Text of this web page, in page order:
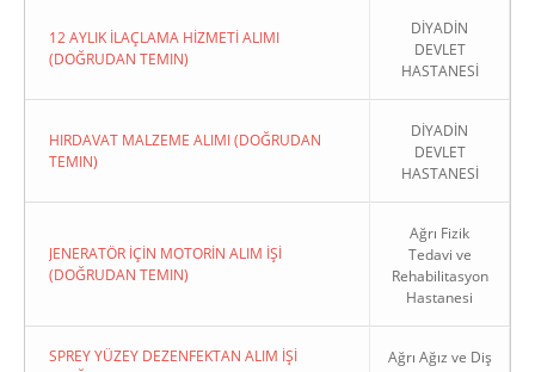
12 AYLIK İLAÇLAMA HİZMETİ ALIMI
(DOĞRUDAN TEMIN)
DİYADİN
DEVLET
HASTANESİ
HIRDAVAT MALZEME ALIMI (DOĞRUDAN
TEMIN)
DİYADİN
DEVLET
HASTANESİ
JENERATÖR İÇİN MOTORİN ALIM İŞİ
(DOĞRUDAN TEMIN)
Ağrı Fizik
Tedavi ve
Rehabilitasyon
Hastanesi
SPREY YÜZEY DEZENFEKTAN ALIM İŞİ
Ağrı Ağız ve Diş